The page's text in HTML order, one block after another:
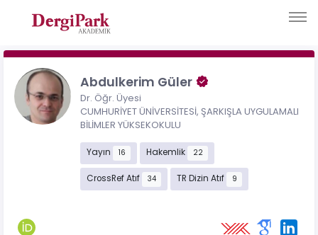
Abdulkerim Güler
Dr. Öğr. Üyesi
CUMHURİYET ÜNİVERSİTESİ, ŞARKIŞLA UYGULAMALI
BİLİMLER YÜKSEKOKULU
Yayın 16 Hakemlik 22
CrossRef Atıf 34 TR Dizin Atıf 9